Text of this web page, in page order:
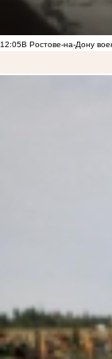
12:05В Ростове-на-Дону